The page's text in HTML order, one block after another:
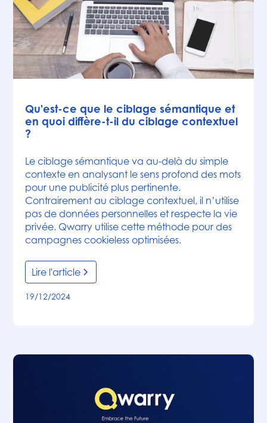
Qu'est-ce que le ciblage sémantique et
en quoi diffère-t-il du ciblage contextuel
?
Le ciblage sémantique va au-delà du simple
contexte en analysant le sens profond des mots
pour une publicité plus pertinente.
Contrairement au ciblage contextuel, il n’utilise
pas de données personnelles et respecte la vie
privée. Qwarry utilise cette méthode pour des
campagnes cookieless optimisées.
Lire l'article
19/12/2024